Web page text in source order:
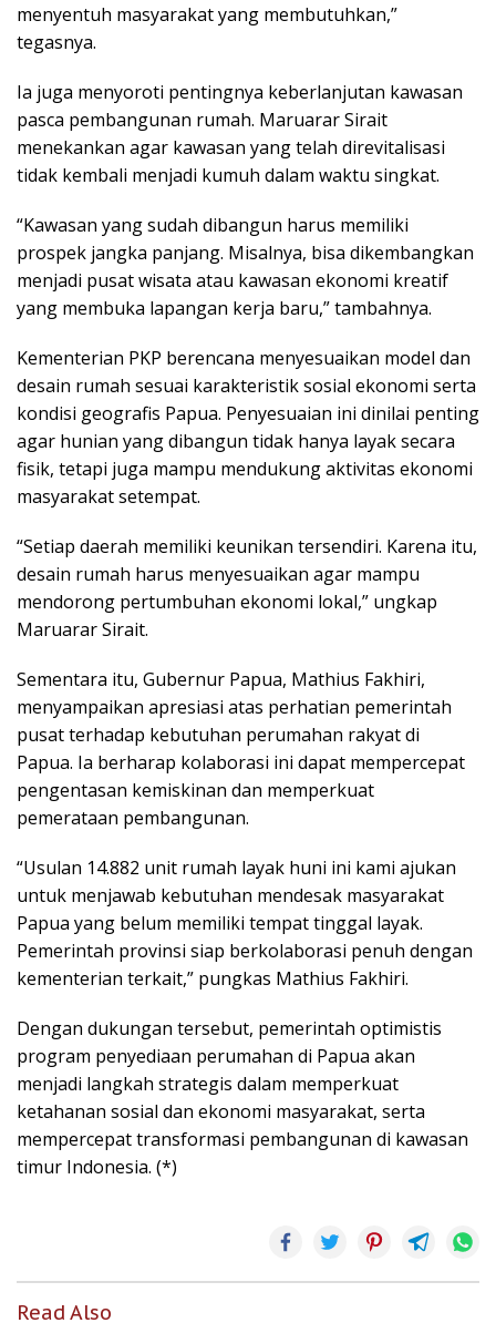
menyentuh masyarakat yang membutuhkan,”
tegasnya.
Ia juga menyoroti pentingnya keberlanjutan kawasan
pasca pembangunan rumah. Maruarar Sirait
menekankan agar kawasan yang telah direvitalisasi
tidak kembali menjadi kumuh dalam waktu singkat.
“Kawasan yang sudah dibangun harus memiliki
prospek jangka panjang. Misalnya, bisa dikembangkan
menjadi pusat wisata atau kawasan ekonomi kreatif
yang membuka lapangan kerja baru,” tambahnya.
Kementerian PKP berencana menyesuaikan model dan
desain rumah sesuai karakteristik sosial ekonomi serta
kondisi geografis Papua. Penyesuaian ini dinilai penting
agar hunian yang dibangun tidak hanya layak secara
fisik, tetapi juga mampu mendukung aktivitas ekonomi
masyarakat setempat.
“Setiap daerah memiliki keunikan tersendiri. Karena itu,
desain rumah harus menyesuaikan agar mampu
mendorong pertumbuhan ekonomi lokal,” ungkap
Maruarar Sirait.
Sementara itu, Gubernur Papua, Mathius Fakhiri,
menyampaikan apresiasi atas perhatian pemerintah
pusat terhadap kebutuhan perumahan rakyat di
Papua. Ia berharap kolaborasi ini dapat mempercepat
pengentasan kemiskinan dan memperkuat
pemerataan pembangunan.
“Usulan 14.882 unit rumah layak huni ini kami ajukan
untuk menjawab kebutuhan mendesak masyarakat
Papua yang belum memiliki tempat tinggal layak.
Pemerintah provinsi siap berkolaborasi penuh dengan
kementerian terkait,” pungkas Mathius Fakhiri.
Dengan dukungan tersebut, pemerintah optimistis
program penyediaan perumahan di Papua akan
menjadi langkah strategis dalam memperkuat
ketahanan sosial dan ekonomi masyarakat, serta
mempercepat transformasi pembangunan di kawasan
timur Indonesia. (*)
Read Also